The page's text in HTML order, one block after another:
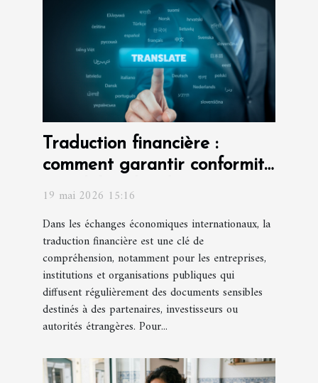
Traduction financière :
comment garantir conformité
et fiabilité des documents ?
19 mai 2026 15:16
Dans les échanges économiques internationaux, la
traduction financière est une clé de
compréhension, notamment pour les entreprises,
institutions et organisations publiques qui
diffusent régulièrement des documents sensibles
destinés à des partenaires, investisseurs ou
autorités étrangères. Pour...